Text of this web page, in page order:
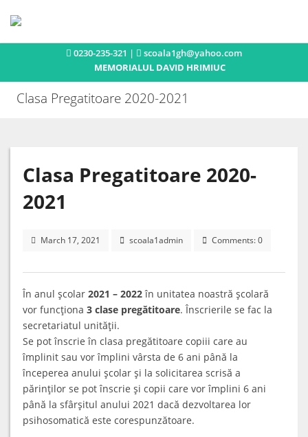
0230-235-321 |
scoala1gh@yahoo.com
MEMORIALUL DAVID HRIMIUC
Istoric
Concursuri si olimpiade
Clasa Pregatitoare 2020-2021
Clasa Pregatitoare 2020-
2021
March 17, 2021 scoala1admin Comments: 0
În anul şcolar 2021 – 2022în unitatea noastră şcolară
vor funcţiona 3 clase pregătitoare. Înscrierile se fac la
secretariatul unităţii.
Se pot înscrie în clasa pregătitoare copiii care au
împlinit sau vor împlini vârsta de 6 ani până la
începerea anului şcolar şi la solicitarea scrisă a
părinţilor se pot înscrie şi copii care vor împlini 6 ani
până la sfârşitul anului 2021 dacă dezvoltarea lor
psihosomatică este corespunzătoare.